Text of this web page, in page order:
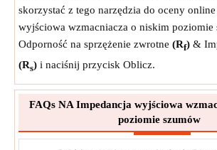
skorzystać z tego narzędzia do oceny
wyjściowa wzmacniacza o niskim poziomie
Odporność na sprzężenie zwrotne (Rf) &
(Rs) i naciśnij przycisk Oblicz.
FAQs NA Impedancja wyjściowa
poziomie szumów